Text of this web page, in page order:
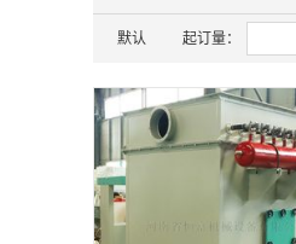
默认 起订量：
面议
会员注册：
第 3 年
经营模式：